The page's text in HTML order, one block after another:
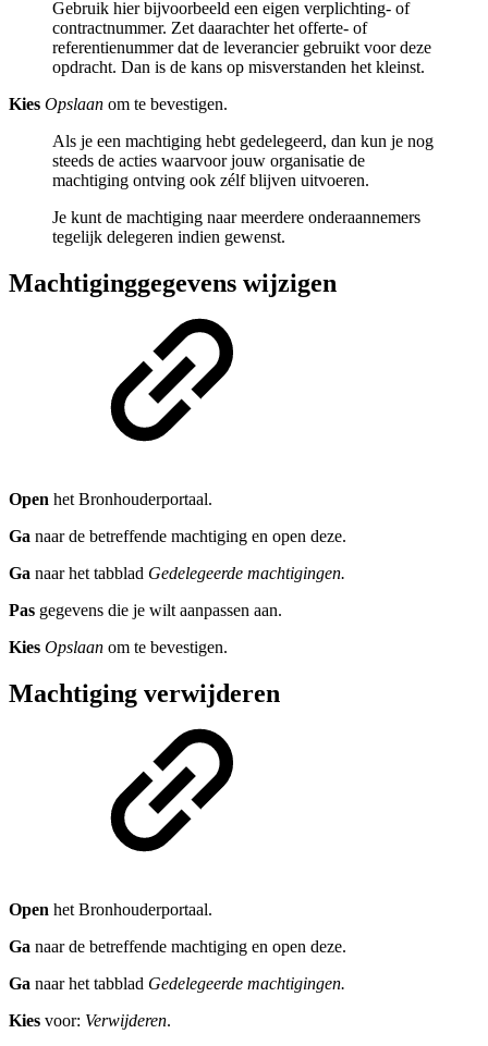
Gebruik hier bijvoorbeeld een eigen verplichting- of
contractnummer. Zet daarachter het offerte- of
referentienummer dat de leverancier gebruikt voor deze
opdracht. Dan is de kans op misverstanden het kleinst.
Kies Opslaan om te bevestigen.
Als je een machtiging hebt gedelegeerd, dan kun je nog
steeds de acties waarvoor jouw organisatie de
machtiging ontving ook zélf blijven uitvoeren.
Je kunt de machtiging naar meerdere onderaannemers
tegelijk delegeren indien gewenst.
Machtiginggegevens wijzigen
Open het Bronhouderportaal.
Ga naar de betreffende machtiging en open deze.
Ga naar het tabblad Gedelegeerde machtigingen.
Pas gegevens die je wilt aanpassen aan.
Kies Opslaan om te bevestigen.
Machtiging verwijderen
Open het Bronhouderportaal.
Ga naar de betreffende machtiging en open deze.
Ga naar het tabblad Gedelegeerde machtigingen.
Kies voor: Verwijderen.